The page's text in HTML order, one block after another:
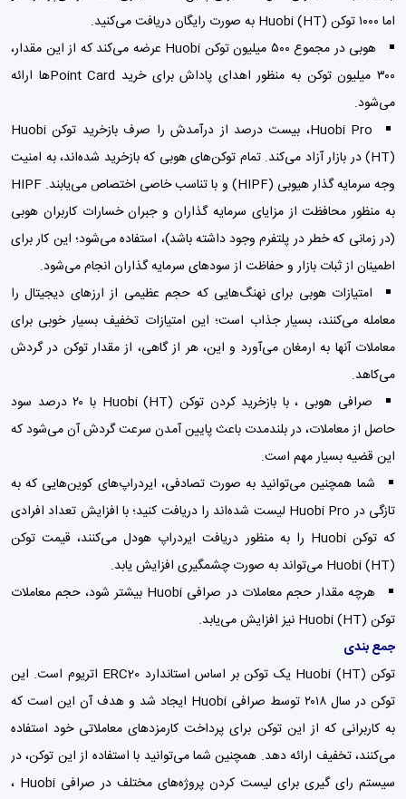
اما ۱۰۰۰ توکن Huobi (HT) به صورت رایگان دریافت می‌کنید.
هوبی در مجموع ۵۰۰ میلیون توکن Huobi عرضه می‌کند که از این مقدار،
۳۰۰ میلیون توکن به منظور اهدای پاداش برای خرید Point Cardها ارائه
می‌شود.
Huobi Pro، بیست درصد از درآمدش را صرف بازخرید توکن Huobi
(HT) در بازار آزاد می‌کند. تمام توکن‌های هوبی که بازخرید شده‌اند، به امنیت
وجه سرمایه گذار هیوبی (HIPF) و با تناسب خاصی اختصاص می‌یابند. HIPF
به منظور محافظت از مزایای سرمایه گذاران و جبران خسارات کاربران هوبی
(در زمانی که خطر در پلتفرم وجود داشته باشد)، استفاده می‌شود؛ این کار برای
اطمینان از ثبات بازار و حفاظت از سودهای سرمایه گذاران انجام می‌شود.
امتیازات هوبی برای نهنگ‌هایی که حجم عظیمی از ارزهای دیجیتال را
معامله می‌کنند، بسیار جذاب است؛ این امتیازات تخفیف بسیار خوبی برای
معاملات آنها به ارمغان می‌آورد و این، هر از گاهی، از مقدار توکن در گردش
می‌کاهد.
صرافی هوبی ، با بازخرید کردن توکن Huobi (HT) با ۲۰ درصد سود
حاصل از معاملات، در بلندمدت باعث پایین آمدن سرعت گردش آن می‌شود که
این قضیه بسیار مهم است.
شما همچنین می‌توانید به صورت تصادفی، ایردراپ‌های کوین‌هایی که به
تازگی در Huobi Pro لیست شده‌اند را دریافت کنید؛ با افزایش تعداد افرادی
که توکن Huobi را به منظور دریافت ایردراپ هودل می‌کنند، قیمت توکن
Huobi (HT) می‌تواند به صورت چشمگیری افزایش یابد.
هرچه مقدار حجم معاملات در صرافی Huobi بیشتر شود، حجم معاملات
توکن Huobi (HT) نیز افزایش می‌یابد.
جمع بندی
توکن Huobi (HT) یک توکن بر اساس استاندارد ERC20
اتریوم است. این
توکن در سال ۲۰۱۸ توسط صرافی Huobi ایجاد شد و هدف آن این است که
به کاربرانی که از این توکن برای پرداخت کارمزدهای معاملاتی خود استفاده
می‌کنند، تخفیف ارائه دهد. همچنین شما می‌توانید با استفاده از این توکن، در
سیستم رای گیری برای لیست کردن پروژه‌های مختلف در صرافی Huobi ،